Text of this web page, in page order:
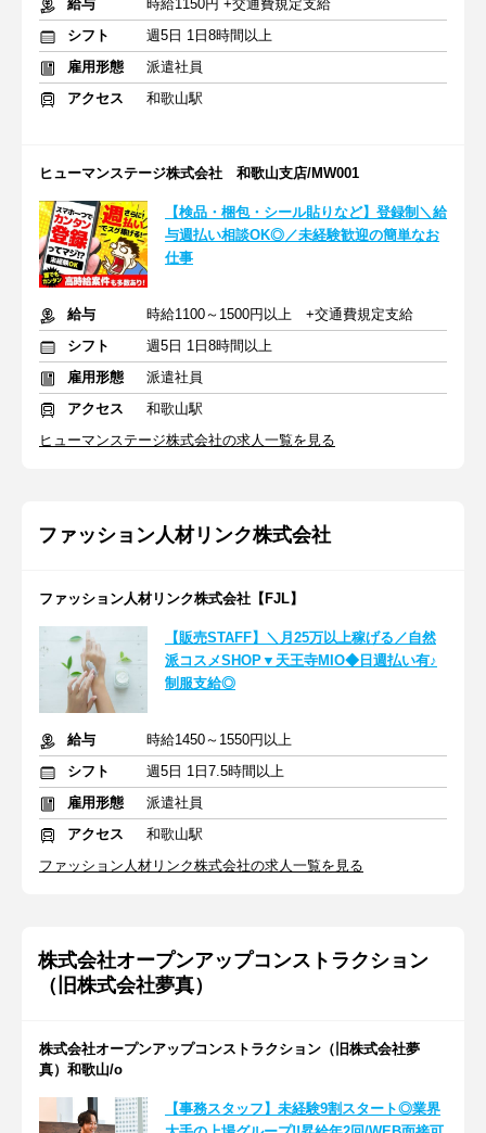
給与
時給1150円 +交通費規定支給
シフト
週5日 1日8時間以上
雇用形態
派遣社員
アクセス
和歌山駅
ヒューマンステージ株式会社 和歌山支店/MW001
【検品・梱包・シール貼りなど】登録制＼給
与週払い相談OK◎／未経験歓迎の簡単なお
仕事
給与
時給1100～1500円以上 +交通費規定支給
シフト
週5日 1日8時間以上
雇用形態
派遣社員
アクセス
和歌山駅
ヒューマンステージ株式会社の求人一覧を見る
ファッション人材リンク株式会社
ファッション人材リンク株式会社【FJL】
【販売STAFF】＼月25万以上稼げる／自然
派コスメSHOP▼天王寺MIO◆日週払い有♪
制服支給◎
給与
時給1450～1550円以上
シフト
週5日 1日7.5時間以上
雇用形態
派遣社員
アクセス
和歌山駅
ファッション人材リンク株式会社の求人一覧を見る
株式会社オープンアップコンストラクション
（旧株式会社夢真）
株式会社オープンアップコンストラクション（旧株式会社夢
真）和歌山/o
【事務スタッフ】未経験9割スタート◎業界